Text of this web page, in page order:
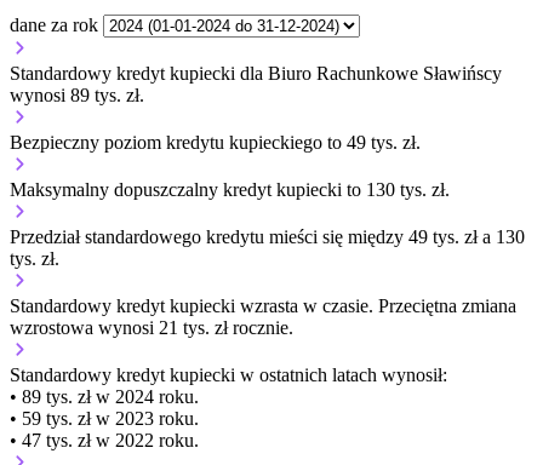
dane za rok
Standardowy kredyt kupiecki dla Biuro Rachunkowe Sławińscy
wynosi 89 tys. zł.
Bezpieczny poziom kredytu kupieckiego to 49 tys. zł.
Maksymalny dopuszczalny kredyt kupiecki to 130 tys. zł.
Przedział standardowego kredytu mieści się między 49 tys. zł a 130
tys. zł.
Standardowy kredyt kupiecki wzrasta w czasie. Przeciętna zmiana
wzrostowa wynosi 21 tys. zł rocznie.
Standardowy kredyt kupiecki w ostatnich latach wynosił:
• 89 tys. zł w 2024 roku.
• 59 tys. zł w 2023 roku.
• 47 tys. zł w 2022 roku.